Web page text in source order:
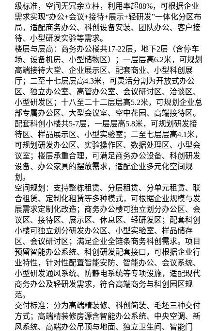
级标准，空间无冗余立柱，利用率超88%，可根据企业
需求实现“办公+会议+接待+展示+轻研发”一体化分区布
局，适配商务办公、科创设备安装、团队办公、客户接
待、小型研发实验等需求。
楼层与层高：商务办公楼共17-22层，地下2层（含停车
场、设备机房、小型储物区）；一层层高6.2米，可规划
高端接待大堂、企业展示区、配套商业、小型科创展
厅；二至十七层层高4.3米，可灵活分割为开放式办公
区、独立办公室、高管办公室、会议研讨区、洽谈区、
小型研发区；十八至二十二层层高5.2米，可规划企业总
部专属办公区、大型会议室、空中花园、高端接待区。
配套科创小楼共5-7层，一层层高5.8米，可规划研发接
待区、样品展示区、小型实验室；二至七层层高4.1米，
可规划研发办公区、实验操作区、数据处理区、小型会
议室；楼层承重合理，可满足商务办公设备、科创研发
设备、办公家具的摆放需求，适配企业多元化空间规
划。
空间规划：支持整栋租赁、分层租赁、分单元租赁、联
合租赁、定制化租赁等多种模式，可根据企业规模与发
展需求定制化改造；商务办公楼可独立划分办公区、会
议区、接待区、展示区、休息区、轻研发区；配套科创
小楼可独立划分研发办公区、小型实验室、样品储存
区、会议研讨区；满足企业全链条商务科创需求。项目
预留智能办公系统、科创研发配套接口，可根据企业行
业特性，针对性配置智能安防、智能办公、会议系统、
小型研发通风系统、防静电系统等专项设施，适配现代
商务办公及轻研发需求，符合高端商务与科创园区规
范。
交付标准：分为高端精装修、科创简装、毛坯三种交付
方式；高端精装修房源含智能办公系统、中央空调、新
风系统、高端办公吊顶与地面、独立卫生间、智能门